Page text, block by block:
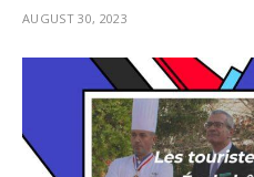
AUGUST 30, 2023